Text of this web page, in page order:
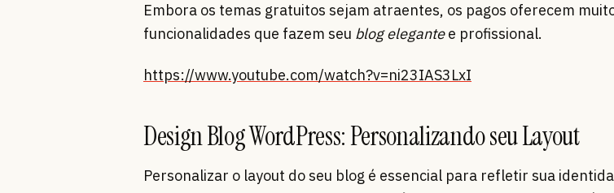
Embora os temas gratuitos sejam atraentes, os pagos oferecem
funcionalidades que fazem seu blog elegantee profissional.
https://www.youtube.com/watch?v=ni23IAS3LxI
Design Blog WordPress: Personalizando seu Layout
Personalizar o layout do seu blog é essencial para refletir sua